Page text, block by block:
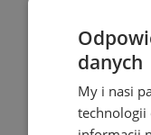
danych
My i nasi
technologii